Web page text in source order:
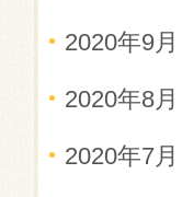
2020年9月
2020年8月
2020年7月